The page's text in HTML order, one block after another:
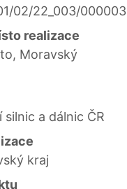
02/22_003/
realizace
Moravský
silnic a dálnic ČR
kraj